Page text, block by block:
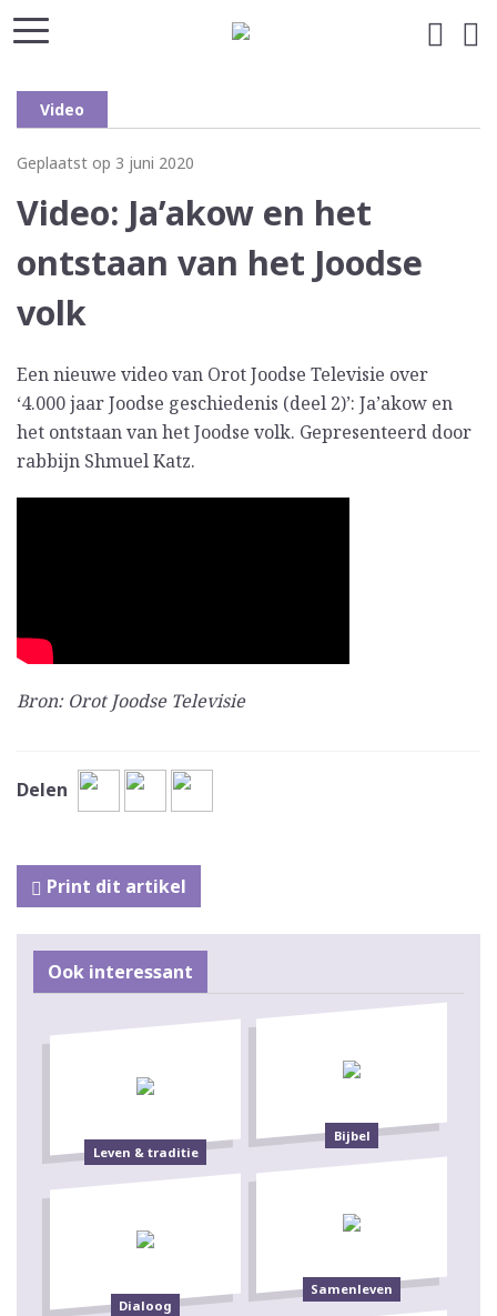
Video
Geplaatst op 3 juni 2020
Video: Ja’akow en het
ontstaan van het Joodse
volk
Een nieuwe video van Orot Joodse Televisie over
‘4.000 jaar Joodse geschiedenis (deel 2)’: Ja’akow en
het ontstaan van het Joodse volk. Gepresenteerd door
rabbijn Shmuel Katz.
Bron: Orot Joodse Televisie
Delen
Print dit artikel
Ook interessant
Leven & traditie
Bijbel
Dialoog
Samenleven